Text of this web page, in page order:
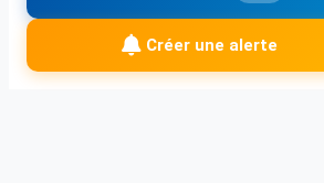
Créer une alerte